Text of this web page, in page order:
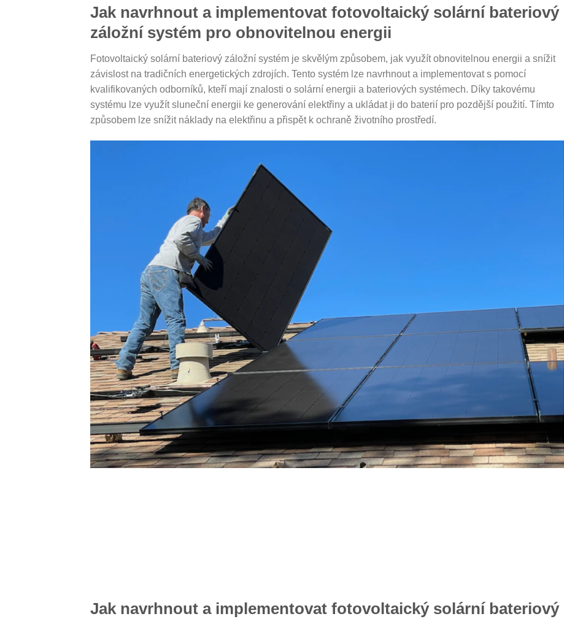
Jak navrhnout a implementovat fotovoltaický solární bateriový
záložní systém pro obnovitelnou energii
Fotovoltaický solární bateriový záložní systém je skvělým způsobem, jak využít obnovitelnou energii a snížit
závislost na tradičních energetických zdrojích. Tento systém lze navrhnout a implementovat s pomocí
kvalifikovaných odborníků, kteří mají znalosti o solární energii a bateriových systémech. Díky takovému
systému lze využít sluneční energii ke generování elektřiny a ukládat ji do baterií pro pozdější použití. Tímto
způsobem lze snížit náklady na elektřinu a přispět k ochraně životního prostředí.
Jak navrhnout a implementovat fotovoltaický solární bateriový